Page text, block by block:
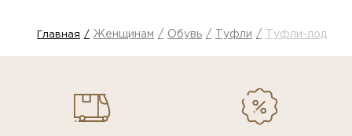
Главная Женщинам Обувь Туфли Туфли-лодочки